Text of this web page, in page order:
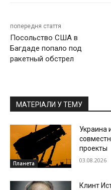
попередня стаття
Посольство США в
Багдаде попало под
ракетный обстрел
МАТЕРІАЛИ У ТЕМУ
Планета
Украина
проекты
03.08.2026
Клинт